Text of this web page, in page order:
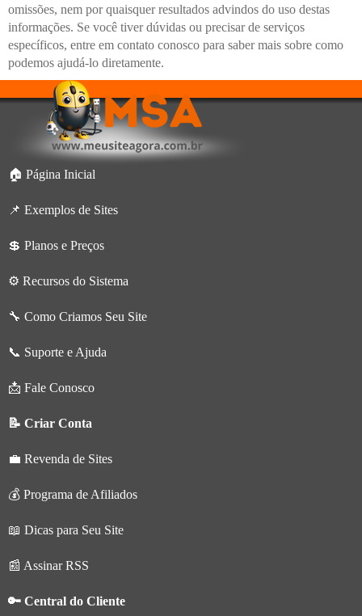
omissões, nem por quaisquer resultados advindos do uso destas
informações. Se você tiver dúvidas ou precisar de serviços
específicos, entre em contato conosco para saber mais sobre como
podemos ajudá-lo diretamente.
🏠 Página Inicial
📌 Exemplos de Sites
💲 Planos e Preços
⚙️ Recursos do Sistema
🔧 Como Criamos Seu Site
📞 Suporte e Ajuda
📩 Fale Conosco
📝 Criar Conta
💼 Revenda de Sites
💰 Programa de Afiliados
📖 Dicas para Seu Site
📰 Assinar RSS
🔑 Central do Cliente